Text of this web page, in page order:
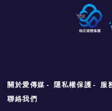
關於愛傳媒 隱私權保護 服
聯絡我們